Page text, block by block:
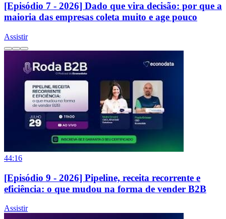
[Episódio 7 - 2026] Dado que vira decisão: por que a
maioria das empresas coleta muito e age pouco
Assistir
44:16
[Episódio 9 - 2026] Pipeline, receita recorrente e
eficiência: o que mudou na forma de vender B2B
Assistir